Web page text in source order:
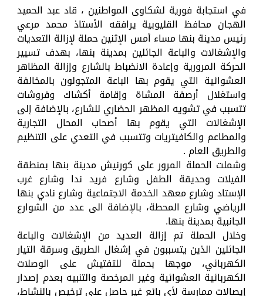
في استجابة فورية لشكاوى المواطنين ، قاد عبد الحميد
الهجان محافظ القليوبية يرافقه الأستاذ محمد مرعي
رئيس مدينة بنها مساء أمس الإثنين حملة لإزالة التعديات
والإشغالات والباعة الجائلين بمدينة بنها، بهدف تسيير
الحركة المرورية وإعادة الانضباط بالشارع وإزالة المظاهر
العشوائية التي يقوم بها الباعة المتجولون بالمخالفة
واستغلال أرصفة المشاة وإقامة أكشاك وفروشات
تتسبب في تشويه المظهر الحضاري للشارع، بالإضافة إلى
الإشغالات التي يقوم بها أصحاب المحال التجارية
والمطاعم والكافيتريات وتتسبب في التعدي على التنظيم
والطريق العام .
وشملت الحملة المرور على كورنيش مدينة بنها بمنطقة
الفيلات وحديقة الطفل وشارع فريد ندا وشارع غرب
الإستاد وشارع معهد الخدمة الاجتماعية وشارع نادي بنها
الرياضي وشارع المحطة، بالإضافة الى عدد من الشوارع
الجانبية بمدينة بنها.
وخلال الحملة تم إزالة العديد من الإشغالات والباعة
الجائلين الذين يتسببون في إشغال الطريق وسرقة التيار
الكهربائي، موجها بحملة للتفتيش على الوصلات
الكهربائية العشوائية وغير المرخصة والتنبيه بعدم إصدار
إيصالات ممارسة لأي بائع غير حاصل على ترخيص بالنشاط،